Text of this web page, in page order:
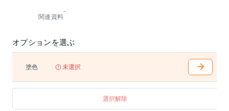
関連資料
-
オプションを選ぶ
塗色 未選択
選択解除